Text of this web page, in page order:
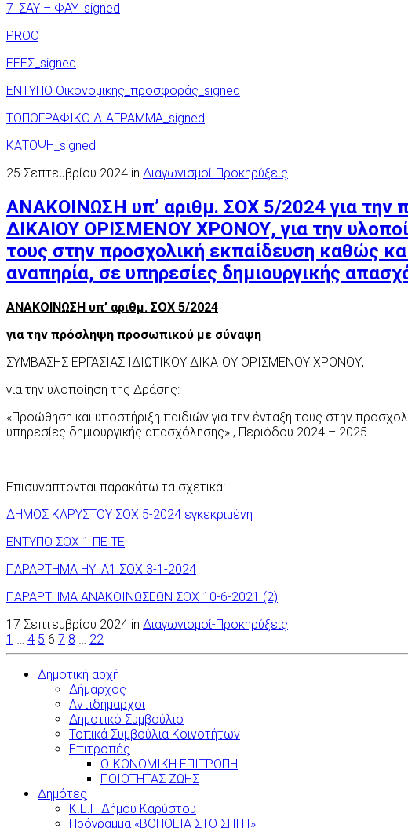
7_ΣΑΥ – ΦΑΥ_signed
PROC
ΕΕΕΣ_signed
ΕΝΤΥΠΟ Οικονομικής_προσφοράς_signed
ΤΟΠΟΓΡΑΦΙΚΟ ΔΙΑΓΡΑΜΜΑ_signed
ΚΑΤΟΨΗ_signed
25 Σεπτεμβρίου 2024 in Διαγωνισμοί-Προκηρύξεις
ΑΝΑΚΟΙΝΩΣΗ υπ’ αριθμ. ΣΟΧ 5/2024 για
ΔΙΚΑΙΟΥ ΟΡΙΣΜΕΝΟΥ ΧΡΟΝΟΥ, για την
τους στην προσχολική εκπαίδευση καθώς
αναπηρία, σε υπηρεσίες δημιουργικής
ΑΝΑΚΟΙΝΩΣΗ υπ’ αριθμ. ΣΟΧ 5/2024
για την πρόσληψη προσωπικού με σύναψη
ΣΥΜΒΑΣΗΣ ΕΡΓΑΣΙΑΣ ΙΔΙΩΤΙΚΟΥ ΔΙΚΑΙΟΥ ΟΡΙΣΜΕΝΟΥ ΧΡΟΝΟΥ,
για την υλοποίηση της Δράσης:
«Προώθηση και υποστήριξη παιδιών για την ένταξη τους στην
υπηρεσίες δημιουργικής απασχόλησης» , Περιόδου 2024 – 2025.
Επισυνάπτονται παρακάτω τα σχετικά:
ΔΗΜΟΣ ΚΑΡΥΣΤΟΥ ΣΟΧ 5-2024 εγκεκριμένη
ΕΝΤΥΠΟ ΣΟΧ 1 ΠΕ ΤΕ
ΠΑΡΑΡΤΗΜΑ ΗΥ_A1 ΣΟΧ 3-1-2024
ΠΑΡΑΡΤΗΜΑ ΑΝΑΚΟΙΝΩΣΕΩΝ ΣΟΧ 10-6-2021 (2)
17 Σεπτεμβρίου 2024 in Διαγωνισμοί-Προκηρύξεις
Πλοήγηση
άρθρων
1 … 4 5 6 7 8 … 22
Δημοτική αρχή
Δήμαρχος
Αντιδήμαρχοι
Δημοτικό Συμβούλιο
Τοπικά Συμβούλια Κοινοτήτων
Επιτροπές
ΟΙΚΟΝΟΜΙΚΗ ΕΠΙΤΡΟΠΗ
ΠΟΙΟΤΗΤΑΣ ΖΩΗΣ
Δημότες
Κ.Ε.Π Δήμου Καρύστου
Πρόγραμμα «ΒΟΗΘΕΙΑ ΣΤΟ ΣΠΙΤΙ»